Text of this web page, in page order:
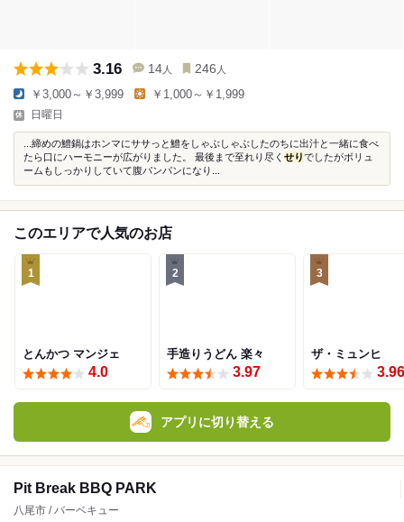
3.16 14 人 246 人
￥3,000～￥3,999 ￥1,000～￥1,999
日曜日
...締めの鱧鍋はホンマにササっと鱧をしゃぶしゃぶしたのちに出汁と一緒に食べ
たら口にハーモニーが広がりました。 最後まで至れり尽く せりでしたがボリュ
ームもしっかりしていて腹パンパンになり...
このエリアで人気のお店
1
とんかつ マンジェ
4.0
2
手造りうどん 楽々
3.97
3
ザ・ミュンヒ
3.96
アプリに切り替える
Pit Break BBQ PARK
八尾市 / バーベキュー